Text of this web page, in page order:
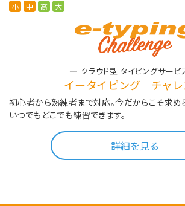
小 中 高 大
クラウド型 タイピングサービ
イータイピング チャレ
初心者から熟練者まで対応。今だからこそ求め
いつでもどこでも練習できます。
詳細を見る